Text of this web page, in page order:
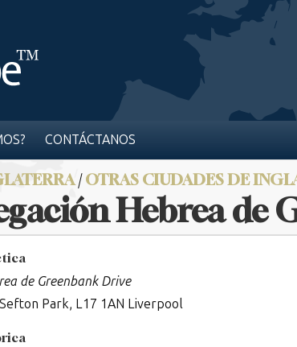
CONTÁCTANOS
/OTRAS CIUDADES DE
Hebrea de
de Greenbank Drive
Park, L17 1AN Liverpool